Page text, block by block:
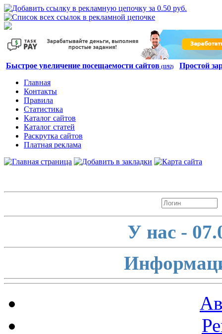
Быстрое увеличение посещаемости сайтов (1192)
Простой
Главная
Контакты
Правила
Статистика
Каталог сайтов
Каталог статей
Раскрутка сайтов
Платная реклама
У нас -